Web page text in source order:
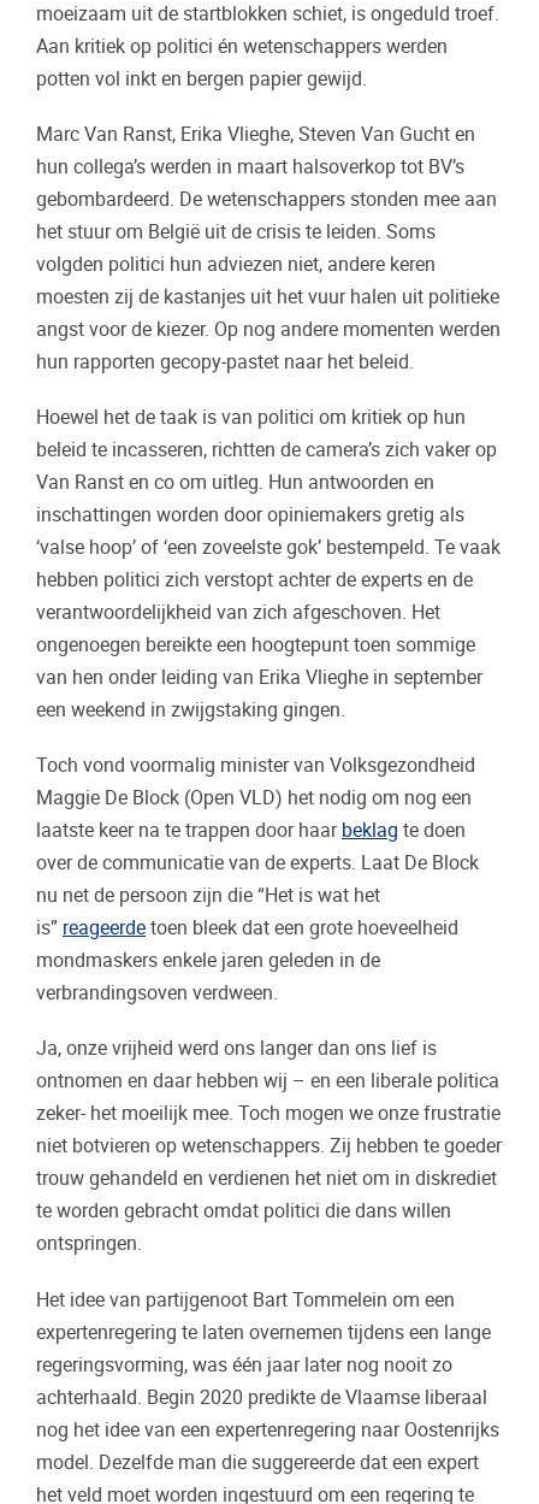
moeizaam uit de startblokken schiet, is ongeduld troef.
Aan kritiek op politici én wetenschappers werden
potten vol inkt en bergen papier gewijd.
Marc Van Ranst, Erika Vlieghe, Steven Van Gucht en
hun collega’s werden in maart halsoverkop tot BV’s
gebombardeerd. De wetenschappers stonden mee aan
het stuur om België uit de crisis te leiden. Soms
volgden politici hun adviezen niet, andere keren
moesten zij de kastanjes uit het vuur halen uit politieke
angst voor de kiezer. Op nog andere momenten werden
hun rapporten gecopy-pastet naar het beleid.
Hoewel het de taak is van politici om kritiek op hun
beleid te incasseren, richtten de camera’s zich vaker op
Van Ranst en co om uitleg. Hun antwoorden en
inschattingen worden door opiniemakers gretig als
‘valse hoop’ of ‘een zoveelste gok’ bestempeld. Te vaak
hebben politici zich verstopt achter de experts en de
verantwoordelijkheid van zich afgeschoven. Het
ongenoegen bereikte een hoogtepunt toen sommige
van hen onder leiding van Erika Vlieghe in september
een weekend in zwijgstaking gingen.
Toch vond voormalig minister van Volksgezondheid
Maggie De Block (Open VLD) het nodig om nog een
laatste keer na te trappen door haar beklag te doen
over de communicatie van de experts. Laat De Block
nu net de persoon zijn die “Het is wat het
is” reageerde toen bleek dat een grote hoeveelheid
mondmaskers enkele jaren geleden in de
verbrandingsoven verdween.
Ja, onze vrijheid werd ons langer dan ons lief is
ontnomen en daar hebben wij – en een liberale politica
zeker- het moeilijk mee. Toch mogen we onze frustratie
niet botvieren op wetenschappers. Zij hebben te goeder
trouw gehandeld en verdienen het niet om in diskrediet
te worden gebracht omdat politici die dans willen
ontspringen.
Het idee van partijgenoot Bart Tommelein om een
expertenregering te laten overnemen tijdens een lange
regeringsvorming, was één jaar later nog nooit zo
achterhaald. Begin 2020 predikte de Vlaamse liberaal
nog het idee van een expertenregering naar Oostenrijks
model. Dezelfde man die suggereerde dat een expert
het veld moet worden ingestuurd om een regering te